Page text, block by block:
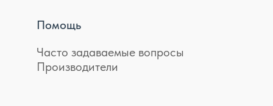
Помощь
Часто задаваемые вопросы
Производители